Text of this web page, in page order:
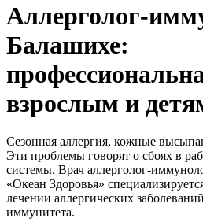
Аллерголог-
Балашихе:
взрослым и
Сезонная аллергия, кожные
Эти проблемы говорят о сбоях в
системы. Врач аллерголог-
«Океан Здоровья»
лечении аллергических
иммунитета.